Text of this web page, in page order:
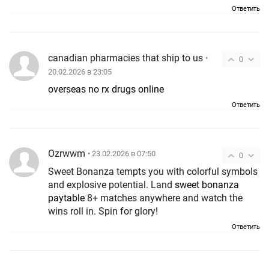
Ответить
0
canadian pharmacies that ship to us •
20.02.2026 в 23:05
overseas no rx drugs online
Ответить
0
Ozrwwm • 23.02.2026 в 07:50
Sweet Bonanza tempts you with colorful symbols
and explosive potential. Land sweet bonanza
paytable 8+ matches anywhere and watch the
wins roll in. Spin for glory!
Ответить